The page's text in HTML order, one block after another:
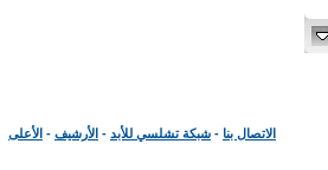
الاتصال بنا - شبكة تشلسي للأبد - الأرشيف - الأعلى